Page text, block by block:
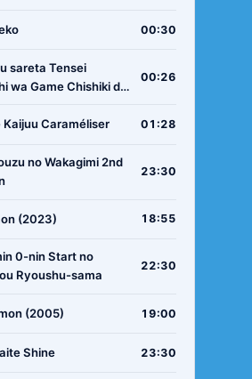
00:30
sareta Tensei
wa Game Chishiki de
00:26
Kaijuu Caraméliser 01:28
no Wakagimi 2nd
23:30
(2023) 18:55
0-nin Start no
Ryoushu-sama
22:30
(2005) 19:00
Shine 23:30